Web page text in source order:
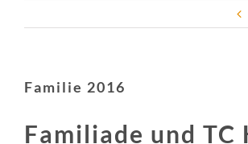
Familie 2016
Familiade und TC